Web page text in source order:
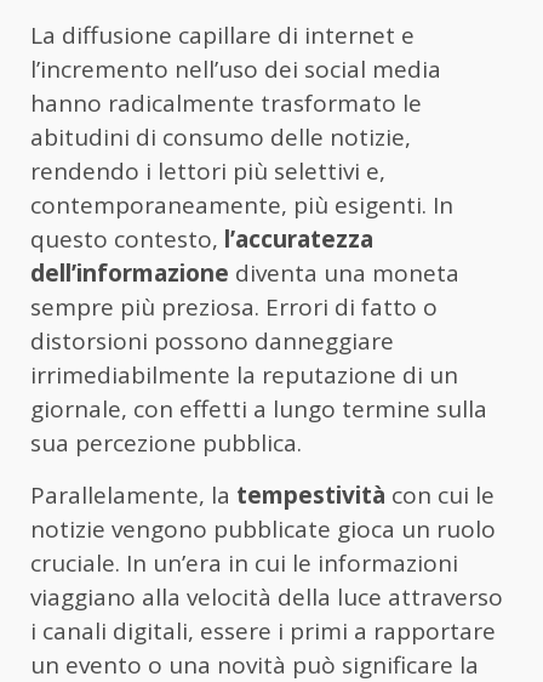
La diffusione capillare di internet e
l’incremento nell’uso dei social media
hanno radicalmente trasformato le
abitudini di consumo delle notizie,
rendendo i lettori più selettivi e,
contemporaneamente, più esigenti. In
questo contesto, l’accuratezza
dell’informazione diventa una moneta
sempre più preziosa. Errori di fatto o
distorsioni possono danneggiare
irrimediabilmente la reputazione di un
giornale, con effetti a lungo termine sulla
sua percezione pubblica.
Parallelamente, la tempestività con cui le
notizie vengono pubblicate gioca un ruolo
cruciale. In un’era in cui le informazioni
viaggiano alla velocità della luce attraverso
i canali digitali, essere i primi a rapportare
un evento o una novità può significare la